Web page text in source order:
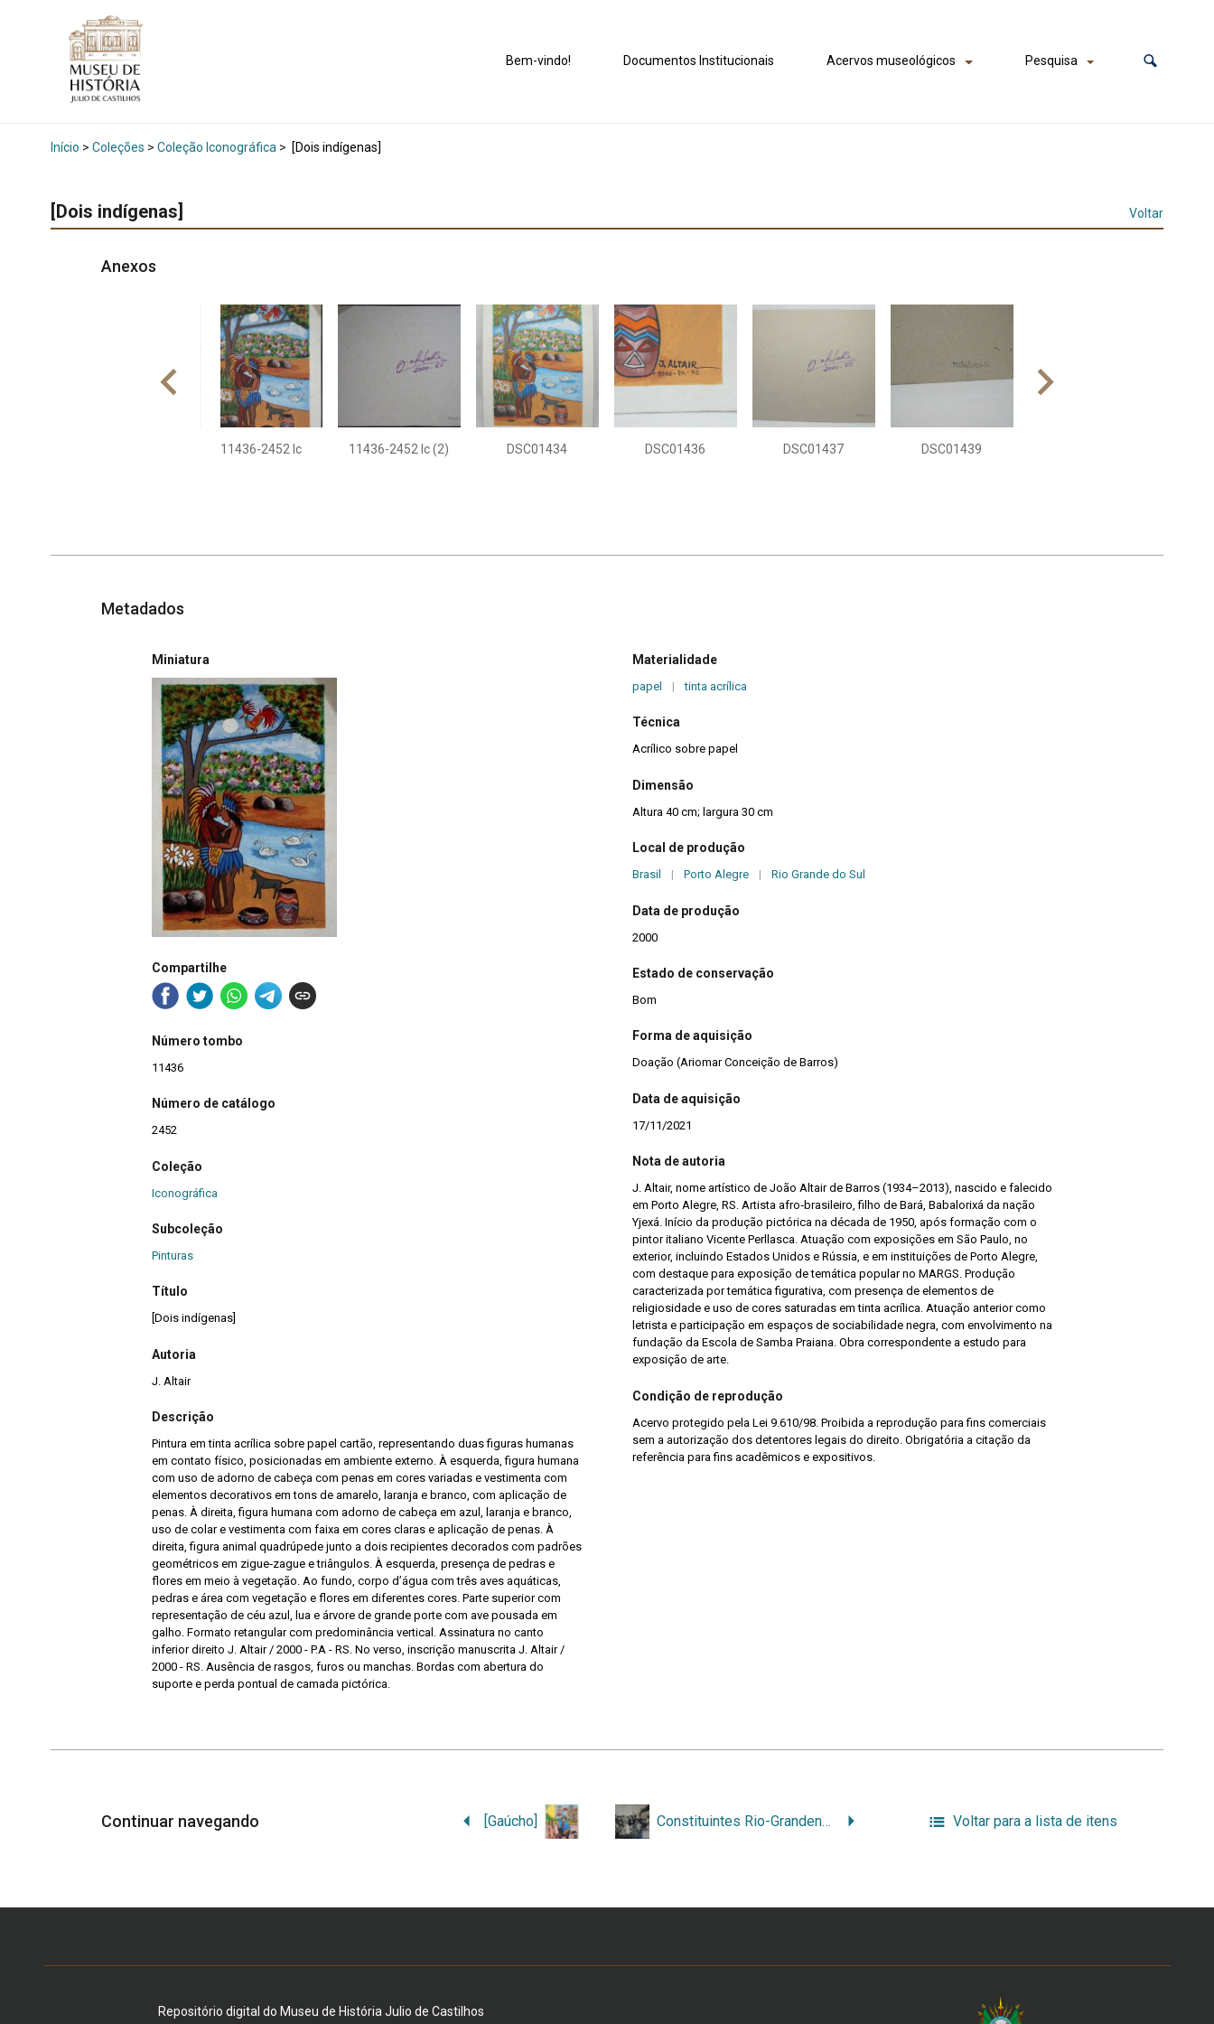
Bem-vindo! Documentos Institucionais Acervos museológicos Pesquisa
Início > Coleções > Coleção Iconográfica > [Dois indígenas]
[Dois indígenas] Voltar
Anexos
11436-2452 Ic 11436-2452 Ic (2) DSC01434 DSC01436 DSC01437 DSC01439
Metadados
Miniatura
Compartilhe
Número tombo
11436
Número de catálogo
2452
Coleção
Iconográfica
Subcoleção
Pinturas
Título
[Dois indígenas]
Autoria
J. Altair
Descrição
Pintura em tinta acrílica sobre papel cartão, representando duas figuras humanas
em contato físico, posicionadas em ambiente externo. À esquerda, figura humana
com uso de adorno de cabeça com penas em cores variadas e vestimenta com
elementos decorativos em tons de amarelo, laranja e branco, com aplicação de
penas. À direita, figura humana com adorno de cabeça em azul, laranja e branco,
uso de colar e vestimenta com faixa em cores claras e aplicação de penas. À
direita, figura animal quadrúpede junto a dois recipientes decorados com padrões
geométricos em zigue‑zague e triângulos. À esquerda, presença de pedras e
flores em meio à vegetação. Ao fundo, corpo d’água com três aves aquáticas,
pedras e área com vegetação e flores em diferentes cores. Parte superior com
representação de céu azul, lua e árvore de grande porte com ave pousada em
galho. Formato retangular com predominância vertical. Assinatura no canto
inferior direito J. Altair / 2000 - P.A - RS. No verso, inscrição manuscrita J. Altair /
2000 - RS. Ausência de rasgos, furos ou manchas. Bordas com abertura do
suporte e perda pontual de camada pictórica.
Materialidade
papel | tinta acrílica
Técnica
Acrílico sobre papel
Dimensão
Altura 40 cm; largura 30 cm
Local de produção
Brasil | Porto Alegre | Rio Grande do Sul
Data de produção
2000
Estado de conservação
Bom
Forma de aquisição
Doação (Ariomar Conceição de Barros)
Data de aquisição
17/11/2021
Nota de autoria
J. Altair, nome artístico de João Altair de Barros (1934–2013), nascido e falecido
em Porto Alegre, RS. Artista afro‑brasileiro, filho de Bará, Babalorixá da nação
Yjexá. Início da produção pictórica na década de 1950, após formação com o
pintor italiano Vicente Perllasca. Atuação com exposições em São Paulo, no
exterior, incluindo Estados Unidos e Rússia, e em instituições de Porto Alegre,
com destaque para exposição de temática popular no MARGS. Produção
caracterizada por temática figurativa, com presença de elementos de
religiosidade e uso de cores saturadas em tinta acrílica. Atuação anterior como
letrista e participação em espaços de sociabilidade negra, com envolvimento na
fundação da Escola de Samba Praiana. Obra correspondente a estudo para
exposição de arte.
Condição de reprodução
Acervo protegido pela Lei 9.610/98. Proibida a reprodução para fins comerciais
sem a autorização dos detentores legais do direito. Obrigatória a citação da
referência para fins acadêmicos e expositivos.
Continuar navegando [Gaúcho] Constituintes Rio-Grandenses e familiares, 1891 Voltar para a lista de itens
Repositório digital do Museu de História Julio de Castilhos